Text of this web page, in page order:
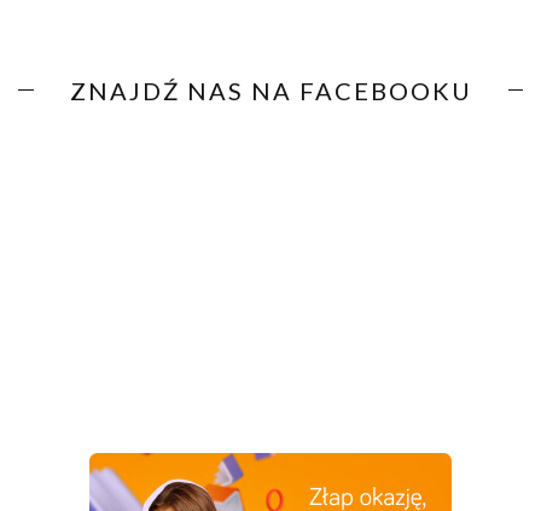
ZNAJDŹ NAS NA FACEBOOKU